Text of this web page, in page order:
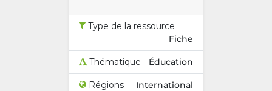
Type de la ressource
Fiche
Thématique Éducation
Régions International